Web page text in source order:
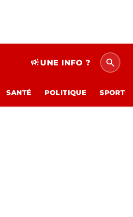
campaignUNE INFO ? search
SANTÉ POLITIQUE SPORT